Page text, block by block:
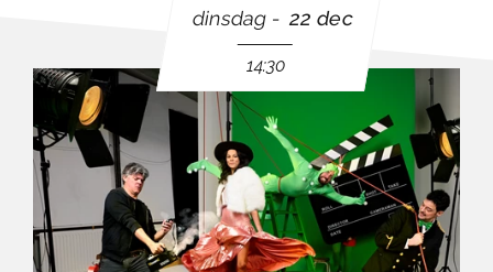
dinsdag 22 dec
14:30